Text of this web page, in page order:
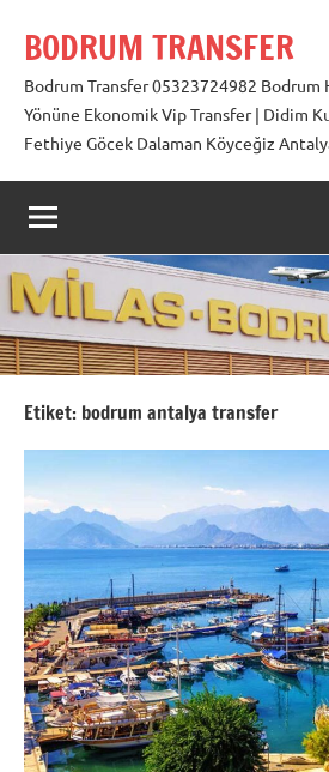
BODRUM TRANSFER
Bodrum Transfer 05323724982 Bodrum
Yönüne Ekonomik Vip Transfer | Didim
Fethiye Göcek Dalaman Köyceğiz
Etiket: bodrum antalya transfer